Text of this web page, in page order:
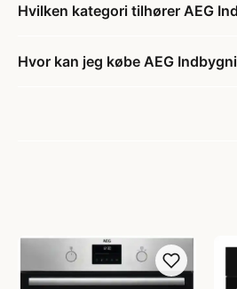
Hvilken kategori tilhører AEG
Hvor kan jeg købe AEG